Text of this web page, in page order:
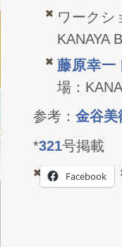
ワークシ
KANAYA
藤原幸一
場：
参考： 金谷美
*321号掲載
Facebook